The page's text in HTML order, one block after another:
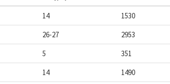
14 1530
26-27 2953
5 351
14 1490